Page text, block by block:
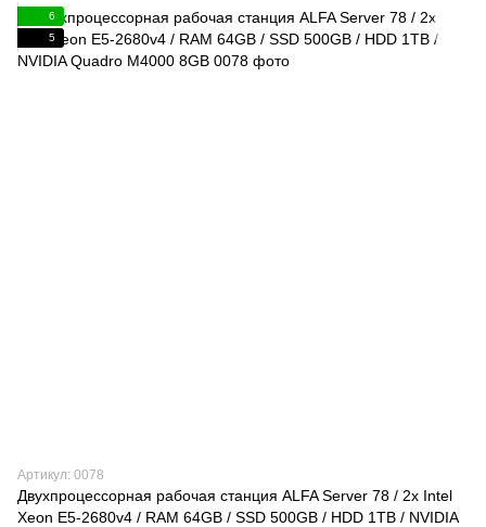
6
5
Артикул: 0078
Двухпроцессорная рабочая станция ALFA Server 78 / 2x Intel
Xeon E5-2680v4 / RAM 64GB / SSD 500GB / HDD 1TB / NVIDIA